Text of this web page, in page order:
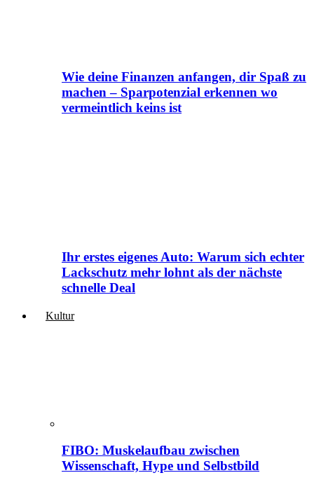
Wie deine Finanzen anfangen, dir Spaß zu
machen – Sparpotenzial erkennen wo
vermeintlich keins ist
Ihr erstes eigenes Auto: Warum sich echter
Lackschutz mehr lohnt als der nächste
schnelle Deal
Kultur
FIBO: Muskelaufbau zwischen
Wissenschaft, Hype und Selbstbild